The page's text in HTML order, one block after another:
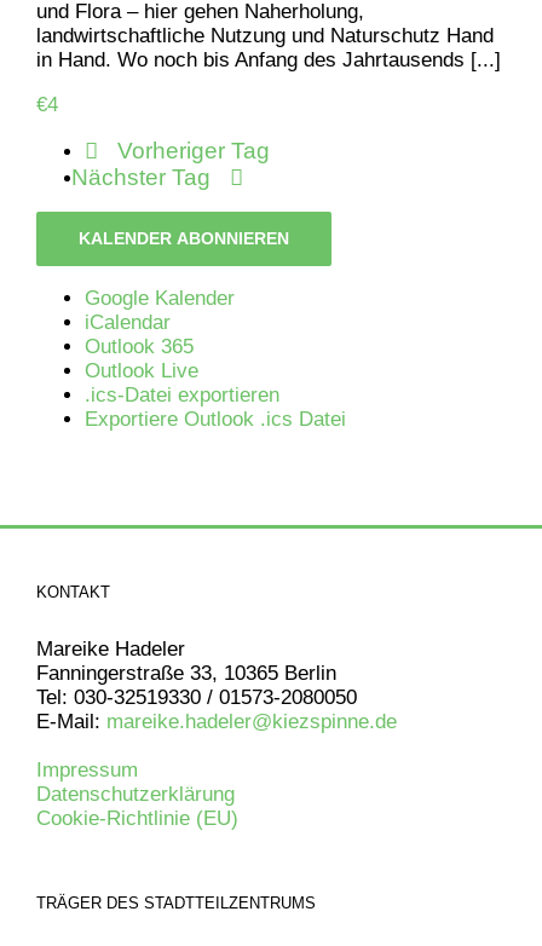
und Flora – hier gehen Naherholung,
landwirtschaftliche Nutzung und Naturschutz Hand
in Hand. Wo noch bis Anfang des Jahrtausends [...]
€4
Vorheriger Tag
Nächster Tag
KALENDER ABONNIEREN
Google Kalender
iCalendar
Outlook 365
Outlook Live
.ics-Datei exportieren
Exportiere Outlook .ics Datei
KONTAKT
Mareike Hadeler
Fanningerstraße 33, 10365 Berlin
Tel: 030-32519330 / 01573-2080050
E-Mail: mareike.hadeler@kiezspinne.de
Impressum
Datenschutzerklärung
Cookie-Richtlinie (EU)
TRÄGER DES STADTTEILZENTRUMS